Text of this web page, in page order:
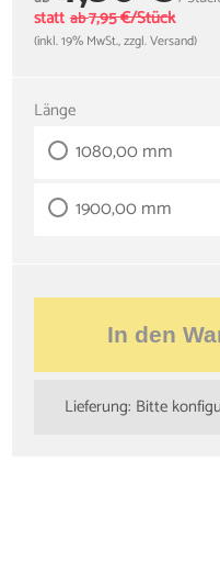
statt ab7,95 €/Stück
(inkl. 19% MwSt., zzgl. Versand)
Länge
1080,00 mm
1900,00 mm
In den
Lieferung: Bitte